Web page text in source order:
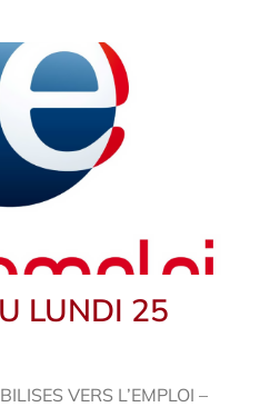
LUNDI 25
VERS L’EMPLOI –